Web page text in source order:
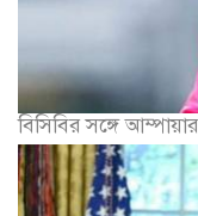
বিসিবির সঙ্গে